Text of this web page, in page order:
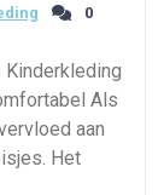
0
Als
aan
Het